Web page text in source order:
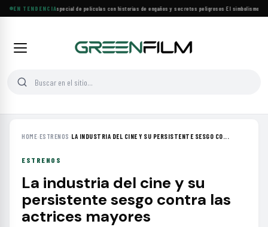
EN TENDENCIA
Lifetime estrena especial de películas con historias de engaños y secretos peligrosos·El simbolismo de
HOME›ESTRENOS ›LA INDUSTRIA DEL CINE Y SU PERSISTENTE SESGO CO...
ESTRENOS
La industria del cine y su
persistente sesgo contra las
actrices mayores